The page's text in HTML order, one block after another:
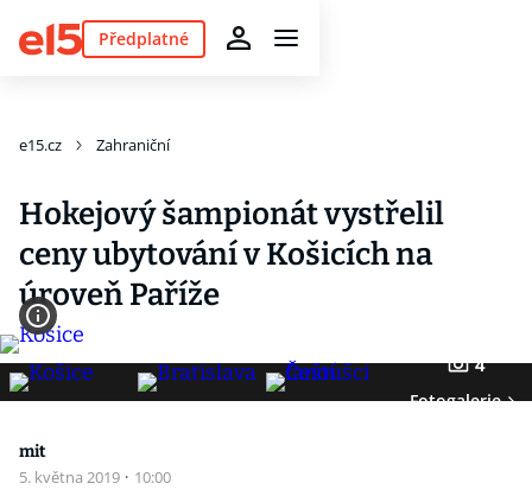
Předplatné
e15.cz Zahraniční
Hokejový šampionát vystřelil
ceny ubytování v Košicích na
úroveň Paříže
4
Fotogalerie
mit
5. května 2019 · 10:00